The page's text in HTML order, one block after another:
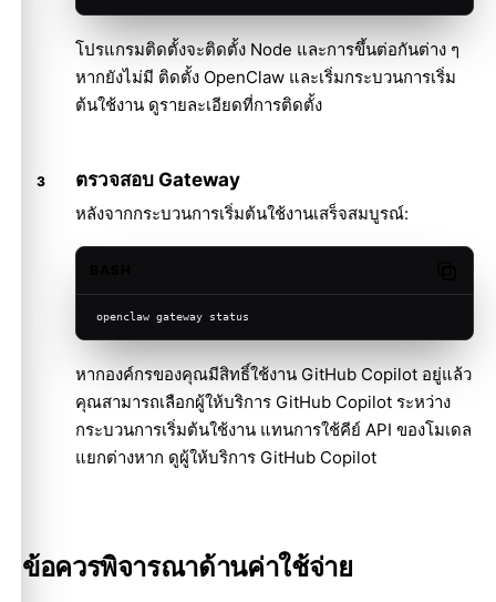
โปรแกรมติดตั้งจะติดตั้ง Node และการขึ้นต่อกันต่าง ๆ
หากยังไม่มี ติดตั้ง OpenClaw และเริ่มกระบวนการเริ่ม
ต้นใช้งาน ดูรายละเอียดที่การติดตั้ง
ตรวจสอบ Gateway
หลังจากกระบวนการเริ่มต้นใช้งานเสร็จสมบูรณ์:
openclaw gateway status
หากองค์กรของคุณมีสิทธิ์ใช้งาน GitHub Copilot อยู่แล้ว
คุณสามารถเลือกผู้ให้บริการ GitHub Copilot ระหว่าง
กระบวนการเริ่มต้นใช้งาน แทนการใช้คีย์ API ของโมเดล
แยกต่างหาก ดูผู้ให้บริการ GitHub Copilot
ข้อควรพิจารณาด้านค่าใช้จ่าย